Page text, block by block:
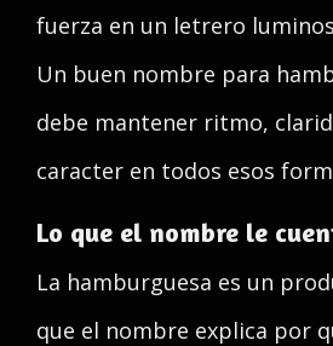
fuerza en un letrero
Un buen nombre para
debe mantener ritmo,
caracter en todos esos
Lo que el nombre le
La hamburguesa es un
que el nombre explica por